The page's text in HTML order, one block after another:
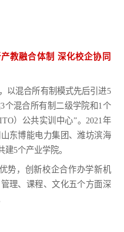
教融合体制 深化校企协同
以混合所有制模式先后引进5
个混合所有制二级学院和1个
）公共实训中心”。 2021年
东博能电力集团、潍坊滨海
5个产业学院。
，创新校企合作办学新机
理、课程、文化五个方面深